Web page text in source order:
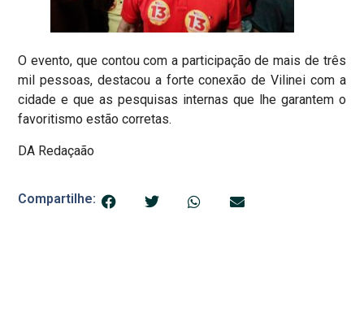
O evento, que contou com a participação de mais de três
mil pessoas, destacou a forte conexão de Vilinei com a
cidade e que as pesquisas internas que lhe garantem o
favoritismo estão corretas.
DA Redaçaão
Compartilhe: